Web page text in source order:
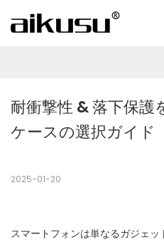
耐衝撃性 & 落下保護
ケースの選択ガイド
2025-01-20
スマートフォンは単なるガジェ